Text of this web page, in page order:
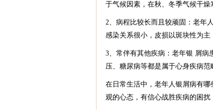
于气候因素，在秋、冬季气候干燥
2、病程比较长而且较顽固：老年
感染关系很小，皮损以斑块性为主
3、常伴有其他疾病：老年银 屑病
压、糖尿病等都是属于心身疾病范
在日常生活中，老年人银屑病有
观的心态，有信心战胜疾病的困扰